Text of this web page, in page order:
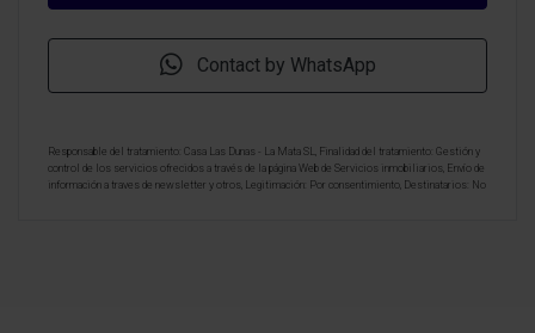
Contact by WhatsApp
Responsable del tratamiento: Casa Las Dunas - La Mata SL, Finalidad del tratamiento: Gestión y
control de los servicios ofrecidos a través de la página Web de Servicios inmobiliarios, Envío de
información a traves de newsletter y otros, Legitimación: Por consentimiento, Destinatarios: No